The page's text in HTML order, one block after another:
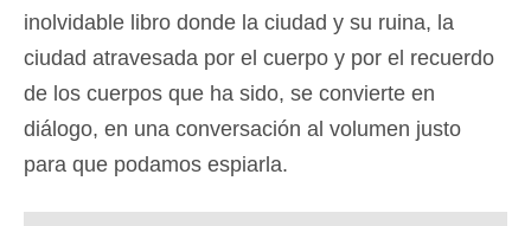
inolvidable libro donde la ciudad y su ruina, la
ciudad atravesada por el cuerpo y por el recuerdo
de los cuerpos que ha sido, se convierte en
diálogo, en una conversación al volumen justo
para que podamos espiarla.